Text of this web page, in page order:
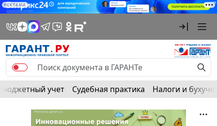
РЕКЛАМА
Бюджетный учет Судебная практика Налоги и